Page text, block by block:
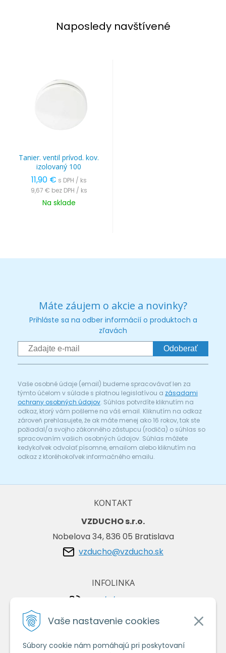
Vaše nastavenie cookies
Súbory cookie nám pomáhajú pri poskytovaní
Naposledy navštívené
Tanier. ventil prívod. kov.
izolovaný 100
11,90 € s DPH / ks
9,67 € bez DPH / ks
Na sklade
Máte záujem o akcie a novinky?
Prihláste sa na odber informácií o produktoch a
zľavách
Odoberať
Vaše osobné údaje (email) budeme spracovávať len za
týmto účelom v súlade s platnou legislatívou a zásadami
ochrany osobných údajov. Súhlas potvrdíte kliknutím na
odkaz, ktorý vám pošleme na váš email. Kliknutím na odkaz
zároveň prehlasujete, že ak máte menej ako 16 rokov, tak ste
požiadal/a svojho zákonného zástupcu (rodiča) o súhlas so
spracovaním vašich osobných údajov. Súhlas môžete
kedykoľvek odvolať písomne, emailom alebo kliknutím na
odkaz z ktoréhokoľvek informačného emailu.
KONTAKT
VZDUCHO s.r.o.
Nobelova 34, 836 05 Bratislava
vzducho@vzducho.sk
INFOLINKA
+421/2/4464 0134
+421/903 729 042
VŠETKO O NÁKUPE